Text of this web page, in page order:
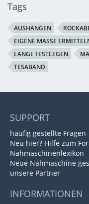
Tags
AUSHÄNGEN
EIGENE MASSE ERMITTELN
LÄNGE FESTLEGEN
TESABAND
SUPPORT
häufig gestellte Fragen
Neu hier? Hilfe zum
Nähmaschinenlexikon
Neue Nähmaschine
unsere Partner
INFORMATIONEN